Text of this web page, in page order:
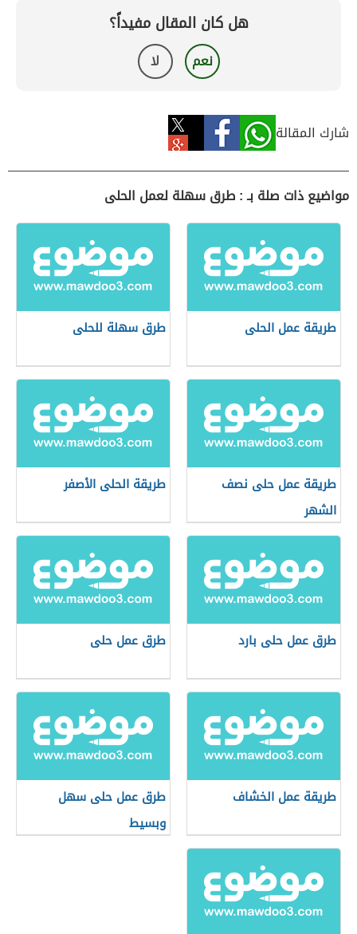
هل كان المقال مفيداً؟
نعم لا
شارك المقالة
مواضيع ذات صلة بـ : طرق سهلة لعمل الحلى
طريقة عمل الحلى طرق سهلة للحلى
طريقة عمل حلى نصف
الشهر
طريقة الحلى الأصفر
طرق عمل حلى بارد طرق عمل حلى
طريقة عمل الخشاف
طرق عمل حلى سهل
وبسيط